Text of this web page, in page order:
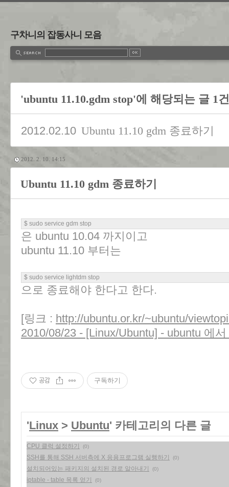
구차니의 잡동사니 모음
'ubuntu 11.10.gdm stop'에 해당되는 글 1건
2012.02.10 Ubuntu 11.10 gdm 종료하기
2012. 2. 10. 14:15
Ubuntu 11.10 gdm 종료하기
$ sudo service gdm stop
은 ubuntu 10.04 까지이고
ubuntu 11.10 부터는
$ sudo service lightdm stop
으로 종료해야 한다고 한다.
[링크 : http://ubuntu.or.kr/~ubuntu/
2010/08/23 - [Linux/Ubuntu] - ubuntu 에
공감 구독하기
'Linux > Ubuntu' 카테고리의 다른 글
CPU 클럭 설정하기 (0)
SSH를 통해 SSH 서버측에 X 응용프로그램 실행하기 (0)
설치되어있는 패키지의 설치된 경로 알아내기 (0)
iptable - table 목록 얻기 (0)